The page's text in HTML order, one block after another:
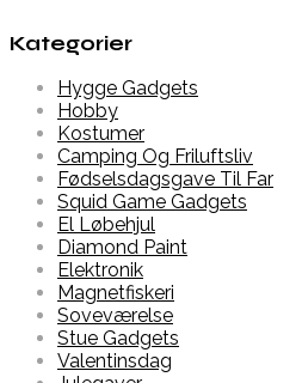
Kategorier
Hygge Gadgets
Hobby
Kostumer
Camping Og Friluftsliv
Fødselsdagsgave Til Far
Squid Game Gadgets
El Løbehjul
Diamond Paint
Elektronik
Magnetfiskeri
Soveværelse
Stue Gadgets
Valentinsdag